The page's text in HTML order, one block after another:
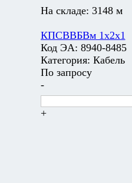
На складе: 3148 м
КПСВВБВм 1х2х1
Код ЭА: 8940-8485
Категория: Кабель
По запросу
-
+